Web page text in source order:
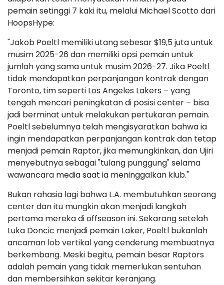
pemain setinggi 7 kaki itu, melalui Michael Scotto dari
HoopsHype:
"Jakob Poeltl memiliki utang sebesar $19,5 juta untuk
musim 2025-26 dan memiliki opsi pemain untuk
jumlah yang sama untuk musim 2026-27. Jika Poeltl
tidak mendapatkan perpanjangan kontrak dengan
Toronto, tim seperti Los Angeles Lakers – yang
tengah mencari peningkatan di posisi center – bisa
jadi berminat untuk melakukan pertukaran pemain.
Poeltl sebelumnya telah mengisyaratkan bahwa ia
ingin mendapatkan perpanjangan kontrak dan tetap
menjadi pemain Raptor, jika memungkinkan, dan Ujiri
menyebutnya sebagai "tulang punggung" selama
wawancara media saat ia meninggalkan klub."
Bukan rahasia lagi bahwa L.A. membutuhkan seorang
center dan itu mungkin akan menjadi langkah
pertama mereka di offseason ini. Sekarang setelah
Luka Doncic menjadi pemain Laker, Poeltl bukanlah
ancaman lob vertikal yang cenderung membuatnya
berkembang. Meski begitu, pemain besar Raptors
adalah pemain yang tidak memerlukan sentuhan
dan membersihkan sekitar keranjang.